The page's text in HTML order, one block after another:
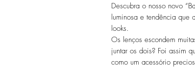
Descubra o nosso novo
luminosa e tendência que
looks.
Os lenços escondem
juntar os dois? Foi assim
como um acessório